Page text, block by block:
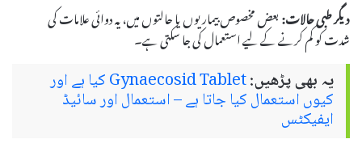
دیگر طبی حالات:بعض مخصوص بیماریوں یا حالتوں میں، یہ دوائی علامات کی
شدت کو کم کرنے کے لیے استعمال کی جا سکتی ہے۔
یہ بھی پڑھیں: Gynaecosid Tablet کیا ہے اور
کیوں استعمال کیا جاتا ہے – استعمال اور سائیڈ
ایفیکٹس